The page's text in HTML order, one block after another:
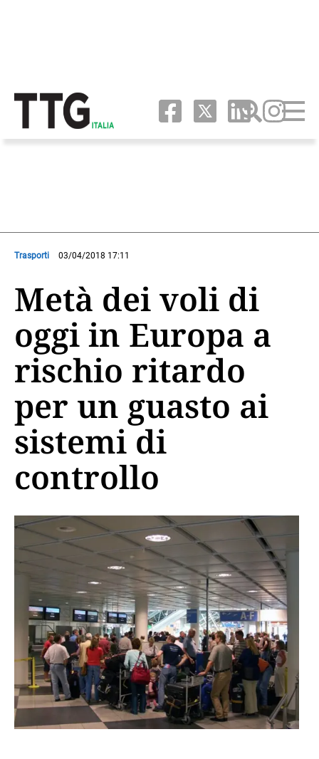
Trasporti 03/04/2018 17:11
Metà dei voli di
oggi in Europa a
rischio ritardo
per un guasto ai
sistemi di
controllo